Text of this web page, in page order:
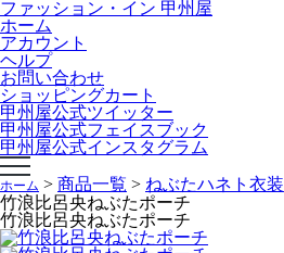
ファッション・イン 甲州屋
ホーム
アカウント
ヘルプ
お問い合わせ
ショッピングカート
甲州屋公式ツイッター
甲州屋公式フェイスブック
甲州屋公式インスタグラム
NEBUTA JAPAN
NEBUTA STYLE
ねぶたハネト衣装
ねぶたハネト衣装レンタル
ねぶた囃子方衣装
AOMORI ORIGINAL TIES
オリジナルあおもりグッズ
学生専科ビバ甲州屋
ショップページ
ホーム > 商品一覧 > ねぶたハネト衣装
竹浪比呂央ねぶたポーチ
竹浪比呂央ねぶたポーチ